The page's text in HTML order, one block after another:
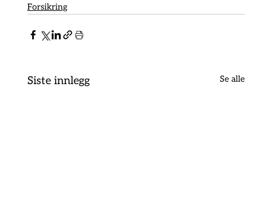
Forsikring
Siste innlegg Se alle